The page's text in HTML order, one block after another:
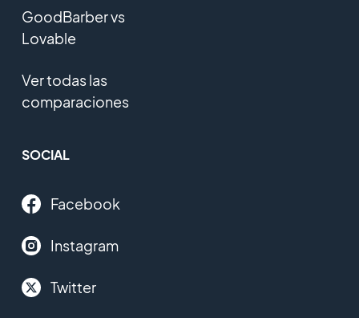
GoodBarber vs
Lovable
Ver todas las
comparaciones
SOCIAL
Facebook
Instagram
Twitter